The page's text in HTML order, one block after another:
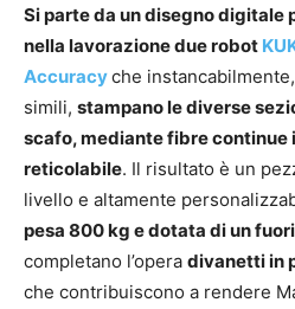
Si parte da un disegno digitale
nella lavorazione due robot
Accuracyche
simili, stampano le diverse
scafo, mediante fibre continue
reticolabile. Il risultato è un
livello e altamente
pesa 800 kg e dotata di un
completano l’opera divanetti in
che contribuiscono a rendere